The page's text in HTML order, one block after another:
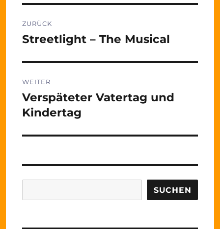
ZURÜCK
Vorheriger
Streetlight – The Musical
WEITER
Nächster
Beitrag:
Verspäteter Vatertag und
Kindertag
SUCHEN